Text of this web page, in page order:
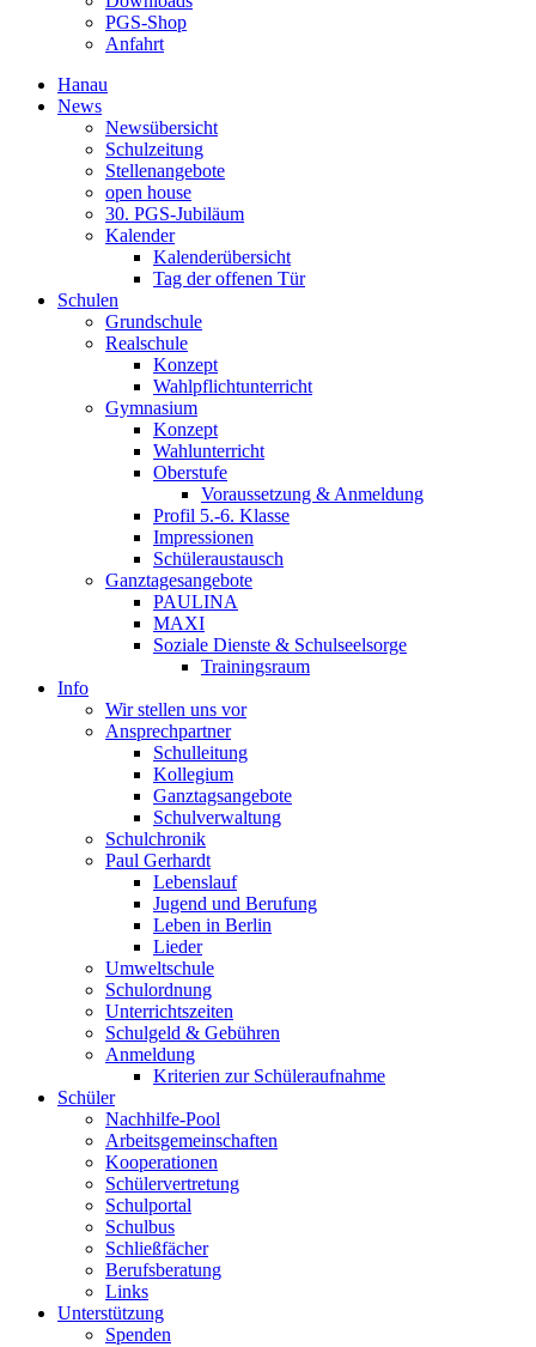
PGS-Shop
Anfahrt
Hanau
News
Newsübersicht
Schulzeitung
Stellenangebote
open house
30. PGS-Jubiläum
Kalender
Kalenderübersicht
Tag der offenen Tür
Schulen
Grundschule
Realschule
Konzept
Wahlpflichtunterricht
Gymnasium
Konzept
Wahlunterricht
Oberstufe
Voraussetzung & Anmeldung
Profil 5.-6. Klasse
Impressionen
Schüleraustausch
Ganztagesangebote
PAULINA
MAXI
Soziale Dienste & Schulseelsorge
Trainingsraum
Info
Wir stellen uns vor
Ansprechpartner
Schulleitung
Kollegium
Ganztagsangebote
Schulverwaltung
Schulchronik
Paul Gerhardt
Lebenslauf
Jugend und Berufung
Leben in Berlin
Lieder
Umweltschule
Schulordnung
Unterrichtszeiten
Schulgeld & Gebühren
Anmeldung
Kriterien zur Schüleraufnahme
Schüler
Nachhilfe-Pool
Arbeitsgemeinschaften
Kooperationen
Schülervertretung
Schulportal
Schulbus
Schließfächer
Berufsberatung
Links
Unterstützung
Spenden